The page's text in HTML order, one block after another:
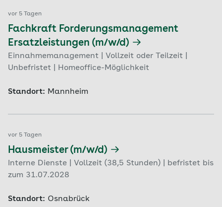
vor 5 Tagen
Fachkraft Forderungsmanagement
Ersatzleistungen (m/w/d)
Einnahmemanagement | Vollzeit oder Teilzeit |
Unbefristet | Homeoffice-Möglichkeit
Standort: Mannheim
vor 5 Tagen
Hausmeister (m/w/d)
Interne Dienste | Vollzeit (38,5 Stunden) | befristet bis
zum 31.07.2028
Standort: Osnabrück